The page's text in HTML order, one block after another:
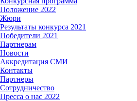
Положение 2022
Жюри
Результаты конкурса 2021
Победители 2021
Партнерам
Новости
Аккредитация СМИ
Контакты
Партнеры
Сотрудничество
Пресса о нас 2022